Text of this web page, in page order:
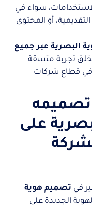
سواء في
أو المحتوى
البصرية عبر جميع
تجربة متسقة
في قطاع شركات
على
في تصميم هوية
الجديدة على